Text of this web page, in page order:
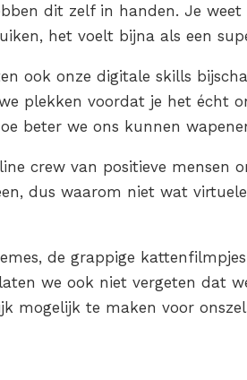
dit zelf in handen. Je
het voelt bijna als een
ook onze digitale skills
plekken voordat je het écht
beter we ons kunnen
crew van positieve mensen
dus waarom niet wat
de grappige
we ook niet vergeten dat
mogelijk te maken voor